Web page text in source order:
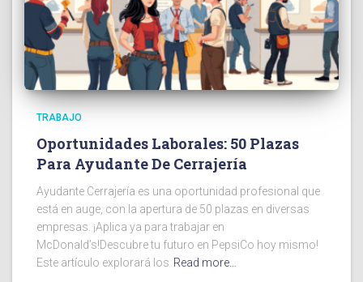
TRABAJO
Oportunidades Laborales: 50 Plazas
Para Ayudante De Cerrajería
Ayudante Cerrajería es una oportunidad profesional que
está en auge, con la apertura de 50 plazas en diversas
empresas. ¡Aplica ya para trabajar en
McDonald’s!Descubre tu futuro en PepsiCo hoy mismo!
Este artículo explorará los Read more…